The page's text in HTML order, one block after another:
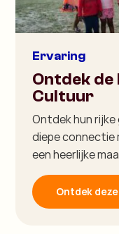
Ervaring
Ontdek de
Cultuur
Ontdek hun
diepe connectie
een heerlijke
Ontdek